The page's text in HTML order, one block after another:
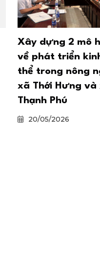
Xây dựng 2 mô
về phát triển
thể trong nông
xã Thới Hưng và
Thạnh Phú
20/05/2026